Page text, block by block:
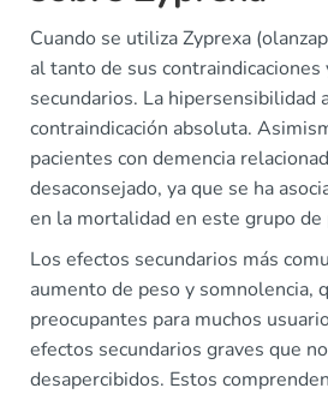
Cuando se utiliza Zyprexa
al tanto de sus contraindicaciones
secundarios. La hipersensibilidad
contraindicación absoluta.
pacientes con demencia
desaconsejado, ya que se ha
en la mortalidad en este grupo de
Los efectos secundarios más
aumento de peso y somnolencia,
preocupantes para muchos
efectos secundarios graves que
desapercibidos. Estos